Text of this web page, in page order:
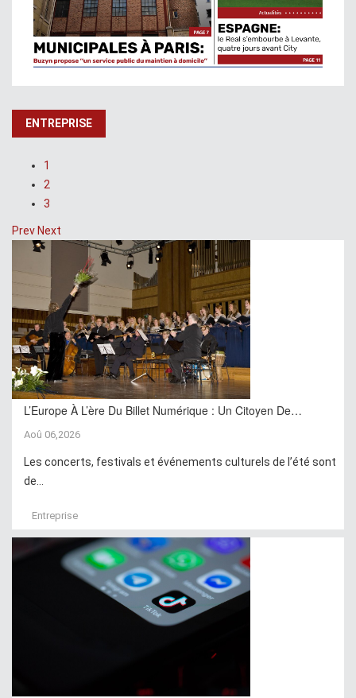
ENTREPRISE
1
2
3
Prev Next
L’Europe À L’ère Du Billet Numérique : Un Citoyen De…
Aoû 06,2026
Les concerts, festivals et événements culturels de l’été sont
de...
Entreprise